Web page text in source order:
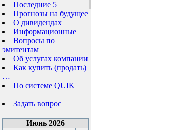
Последние 5
Прогнозы на будущее
О дивидендах
Информационные
Вопросы по
эмитентам
Об услугах компании
Как купить (продать)
…
По системе QUIK
Задать вопрос
Июнь 2026